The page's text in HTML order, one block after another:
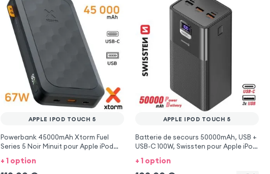
APPLE IPOD TOUCH 5
Powerbank 45000mAh Xtorm Fuel
Series 5 Noir Minuit pour Apple iPod
Touch 5
+ 1 option
APPLE IPOD TOUCH 5
Batterie de secours 50000mAh, USB +
USB-C 100W, Swissten pour Apple iPod
Touch 5
+ 1 option